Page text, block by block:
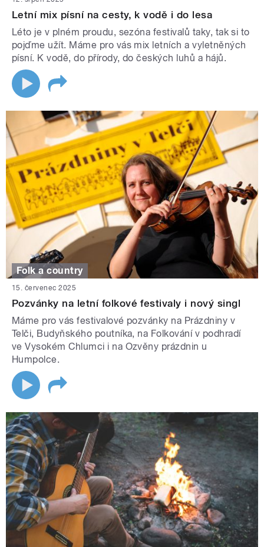
Letní mix písní na cesty, k vodě i do lesa
Léto je v plném proudu, sezóna festivalů taky, tak si to
pojďme užít. Máme pro vás mix letních a vyletněných
písní. K vodě, do přírody, do českých luhů a hájů.
Folk a country
15. červenec 2025
Pozvánky na letní folkové festivaly i nový singl
Máme pro vás festivalové pozvánky na Prázdniny v
Telči, Budyňského poutníka, na Folkování v podhradí
ve Vysokém Chlumci i na Ozvěny prázdnin u
Humpolce.